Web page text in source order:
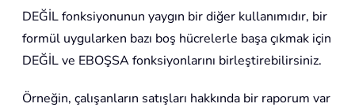
DEĞİL fonksiyonunun yaygın bir diğer kullanımıdır, bir
formül uygularken bazı boş hücrelerle başa çıkmak için
DEĞİL ve EBOŞSA fonksiyonlarını birleştirebilirsiniz.
Örneğin, çalışanların satışları hakkında bir raporum var